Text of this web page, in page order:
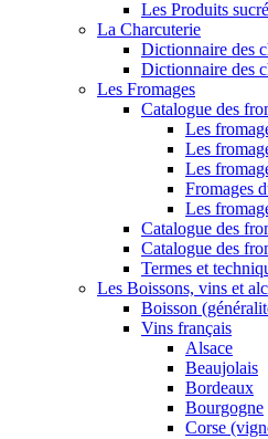
Les Produits
La Charcuterie
Dictionnaire des
Dictionnaire des
Les Fromages
Catalogue des
Les
Les
Les
Fromages
Les
Catalogue des
Catalogue des
Termes et
Les Boissons, vins et
Boisson
Vins français
Alsace
Beaujolais
Bordeaux
Bourgogne
Corse